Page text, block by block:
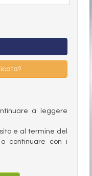
a leggere
e al termine del
continuare con i